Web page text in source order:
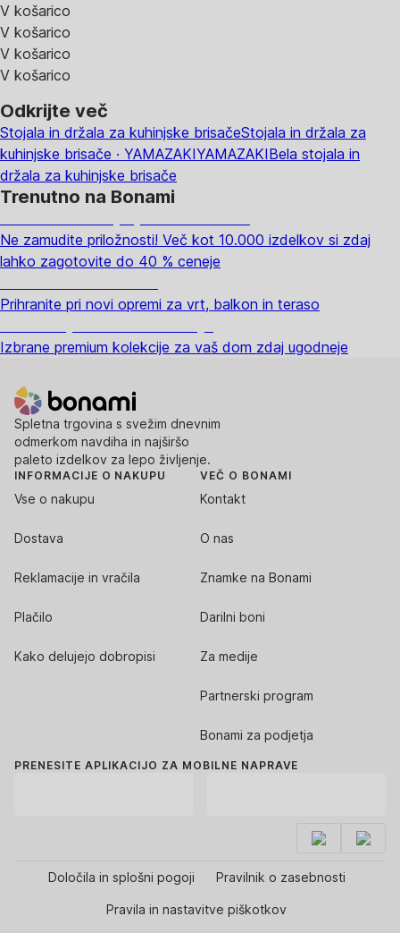
V košarico
V košarico
V košarico
V košarico
Odkrijte več
Stojala in držala za kuhinjske brisačeStojala in držala za
kuhinjske brisače · YAMAZAKIYAMAZAKIBela stojala in
držala za kuhinjske brisače
Trenutno na Bonami
Ne zamudite priložnosti! Več kot 10.000 izdelkov si zdaj
lahko zagotovite do 40 % ceneje
Prihranite pri novi opremi za vrt, balkon in teraso
Izbrane premium kolekcije za vaš dom zdaj ugodneje
Spletna trgovina s svežim dnevnim
odmerkom navdiha in najširšo
paleto izdelkov za lepo življenje.
INFORMACIJE O NAKUPU
Vse o nakupu
Dostava
Reklamacije in vračila
Plačilo
Kako delujejo dobropisi
VEČ O BONAMI
Kontakt
O nas
Znamke na Bonami
Darilni boni
Za medije
Partnerski program
Bonami za podjetja
PRENESITE APLIKACIJO ZA MOBILNE NAPRAVE
Določila in splošni pogoji Pravilnik o zasebnosti
Pravila in nastavitve piškotkov